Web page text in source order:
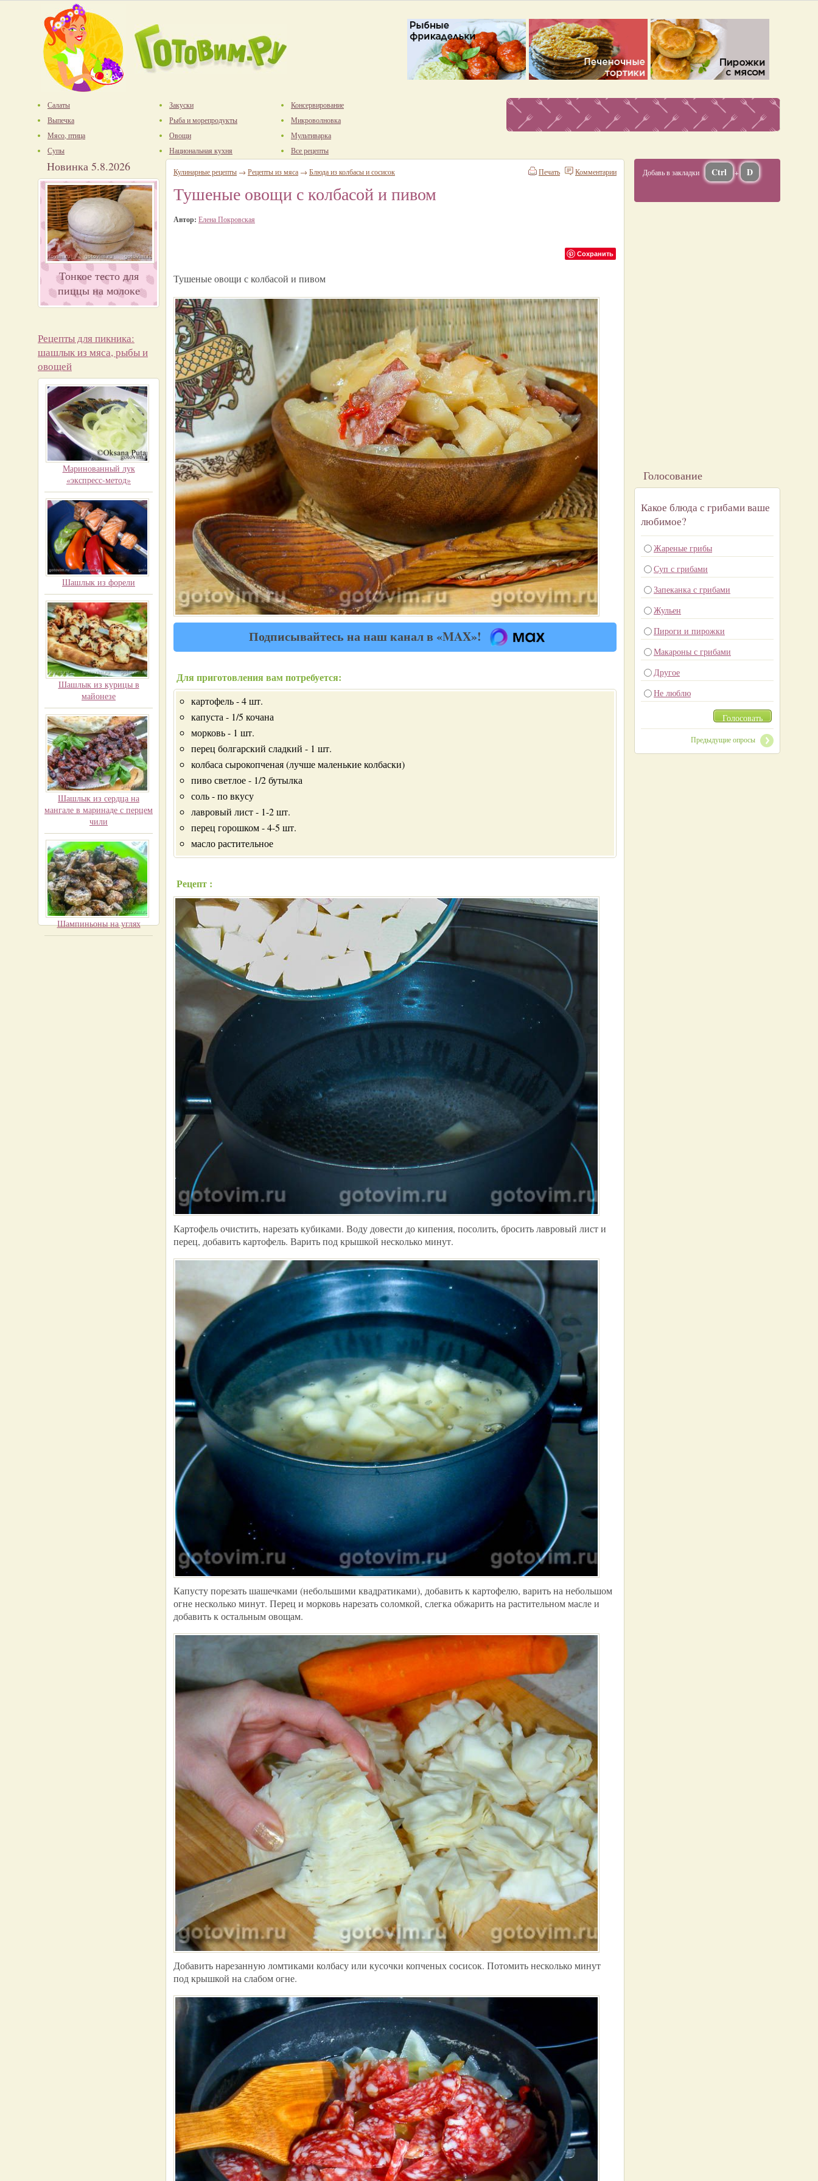
Салаты
Выпечка
Мясо, птица
Супы
Закуски
Рыба и морепродукты
Овощи
Национальная кухня
Консервирование
Микроволновка
Мультиварка
Все рецепты
Новинка 5.8.2026
Тонкое тесто для
пиццы на молоке
Рецепты для пикника:
шашлык из мяса, рыбы и
овощей
Маринованный лук
«экспресс-метод»
Шашлык из форели
Шашлык из курицы в
майонезе
Шашлык из сердца на
мангале в маринаде с перцем
чили
Шампиньоны на углях
Комментарии
Печать
Кулинарные рецепты → Рецепты из мяса → Блюда из колбасы и сосисок
Тушеные овощи с колбасой и пивом
Автор: Елена Покровская
Сохранить
Тушеные овощи с колбасой и пивом
Подписывайтесь на наш канал в «MAX»!
Для приготовления вам потребуется:
картофель - 4 шт.
капуста - 1/5 кочана
морковь - 1 шт.
перец болгарский сладкий - 1 шт.
колбаса сырокопченая (лучше маленькие колбаски)
пиво светлое - 1/2 бутылка
соль - по вкусу
лавровый лист - 1-2 шт.
перец горошком - 4-5 шт.
масло растительное
Рецепт :
Картофель очистить, нарезать кубиками. Воду довести до кипения, посолить, бросить лавровый лист и
перец, добавить картофель. Варить под крышкой несколько минут.
Капусту порезать шашечками (небольшими квадратиками), добавить к картофелю, варить на небольшом
огне несколько минут. Перец и морковь нарезать соломкой, слегка обжарить на растительном масле и
добавить к остальным овощам.
Добавить нарезанную ломтиками колбасу или кусочки копченых сосисок. Потомить несколько минут
под крышкой на слабом огне.
Добавь в закладки Ctrl + D
Голосование
Какое блюда с грибами ваше
любимое?
Жареные грибы
Суп с грибами
Запеканка с грибами
Жульен
Пироги и пирожки
Макароны с грибами
Другое
Не люблю
Голосовать
Предыдущие опросы